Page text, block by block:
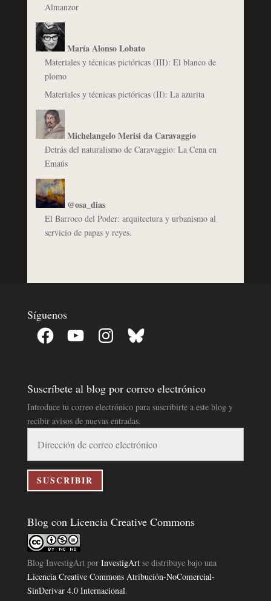
Almanzor
María Alonso Lobato
Materiales y técnicas pictóricas (III): El blanco de
plomo
Materiales y técnicas pictóricas (II): La azurita
Michelangelo Merisi da Caravaggio
Detrás del naturalismo de Caravaggio: La Cena en
Emaús
@osa_dias
El Barroco del Poder: arquitectura y urbanismo al
servicio de papas y reyes.
Síguenos
Facebook YouTube InstagramBluesky
Suscríbete al blog por correo electrónico
Introduce tu correo electrónico para suscribirte a este blog y
recibir avisos de nuevas entradas.
correo
electrónico
SUSCRIBIR
Blog con Licencia Creative Commons
Blog InvestigArtpor InvestigArtse distribuye bajo una
Licencia Creative Commons Atribución-NoComercial-
SinDerivar 4.0 Internacional.